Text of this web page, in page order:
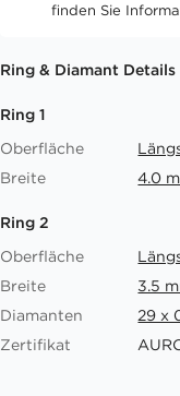
finden Sie
Ring & Diamant Details
Ring 1
Oberfläche
Breite
4.0
Ring 2
Oberfläche
Breite
3.5
Diamanten
29 x
Zertifikat